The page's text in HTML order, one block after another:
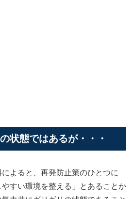
状態ではあるが・・・
よると、再発防止策のひとつに
やすい環境を整える」とあることか